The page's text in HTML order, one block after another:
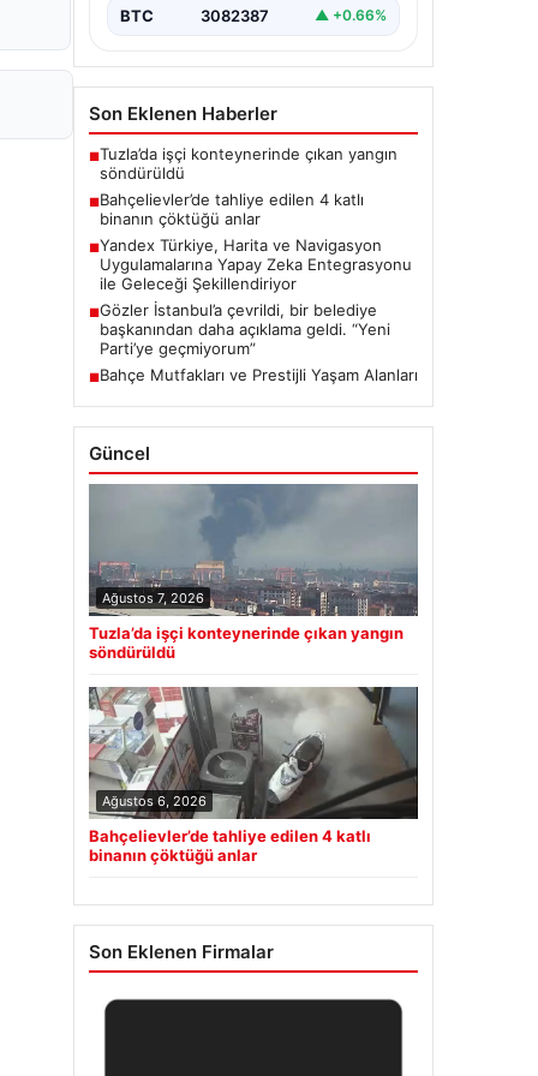
BTC 3082387 ▲ +0.66%
Son Eklenen Haberler
■Tuzla’da işçi konteynerinde çıkan yangın
söndürüldü
■Bahçelievler’de tahliye edilen 4 katlı
binanın çöktüğü anlar
■Yandex Türkiye, Harita ve Navigasyon
Uygulamalarına Yapay Zeka Entegrasyonu
ile Geleceği Şekillendiriyor
■Gözler İstanbul’a çevrildi, bir belediye
başkanından daha açıklama geldi. “Yeni
Parti’ye geçmiyorum”
■Bahçe Mutfakları ve Prestijli Yaşam Alanları
Güncel
Ağustos 7, 2026
Tuzla’da işçi konteynerinde çıkan yangın
söndürüldü
Ağustos 6, 2026
Bahçelievler’de tahliye edilen 4 katlı
binanın çöktüğü anlar
Son Eklenen Firmalar